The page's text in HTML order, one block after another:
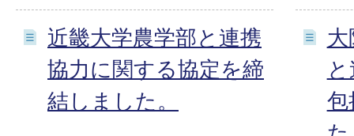
近畿大学農学部と連携
協力に関する協定を締
結しました。
包